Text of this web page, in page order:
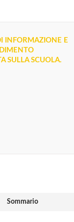
INFORMAZIONE E
SULLA SCUOLA.
Sommario